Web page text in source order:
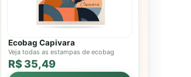
Ecobag Capivara
Veja todas as estampas de ecobag
R$ 35,49